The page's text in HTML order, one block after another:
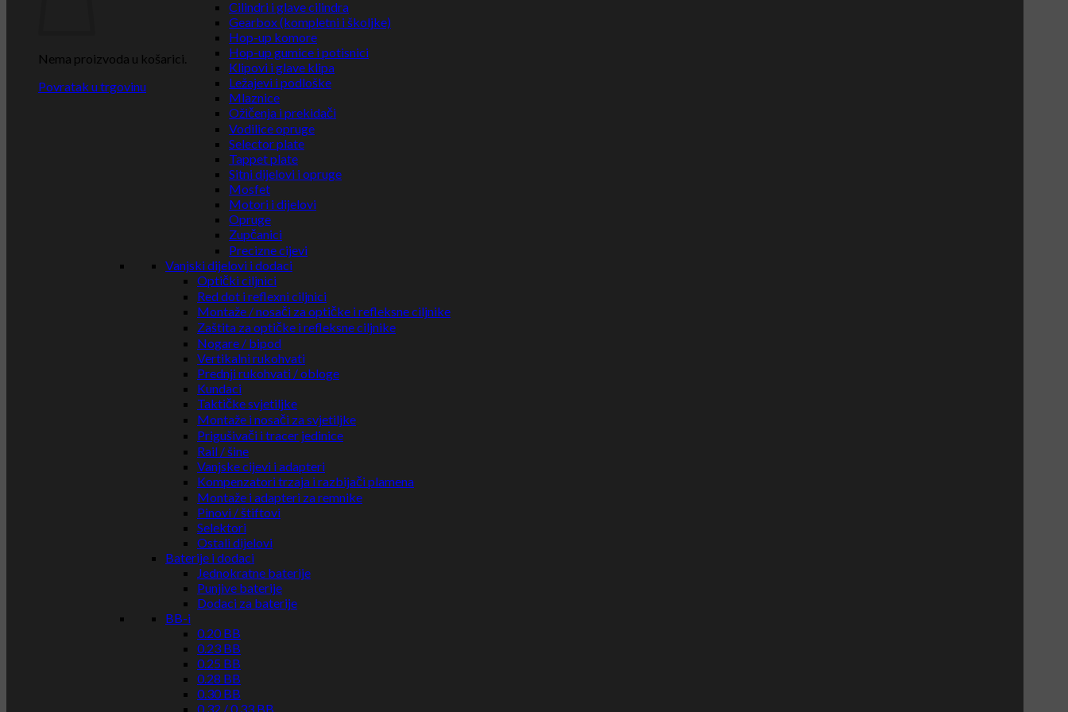
Nema proizvoda u košarici.
Povratak u trgovinu
Cilindri i glave cilindra
Gearbox (kompletni i školjke)
Hop-up komore
Hop-up gumice i potisnici
Klipovi i glave klipa
Ležajevi i podloške
Mlaznice
Ožičenja i prekidači
Vodilice opruge
Selector plate
Tappet plate
Sitni dijelovi i opruge
Mosfet
Motori i dijelovi
Opruge
Zupčanici
Precizne cijevi
Vanjski dijelovi i dodaci
Optički ciljnici
Red dot i reflexni ciljnici
Montaže / nosači za optičke i refleksne ciljnike
Zaštita za optičke i refleksne ciljnike
Nogare / bipod
Vertikalni rukohvati
Prednji rukohvati / obloge
Kundaci
Taktičke svjetiljke
Montaže i nosači za svjetiljke
Prigušivači i tracer jedinice
Rail / šine
Vanjske cijevi i adapteri
Kompenzatori trzaja i razbijači plamena
Montaže i adapteri za remnike
Pinovi / štiftovi
Selektori
Ostali dijelovi
Baterije i dodaci
Jednokratne baterije
Punjive baterije
Dodaci za baterije
BB-i
0.20 BB
0.23 BB
0.25 BB
0.28 BB
0.30 BB
0.32 / 0.33 BB